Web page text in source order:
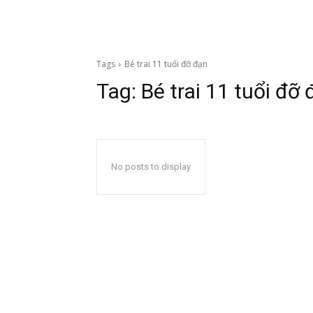
Tags Bé trai 11 tuổi đỡ đạn
Tag: Bé trai 11 tuổi đỡ
No posts to display